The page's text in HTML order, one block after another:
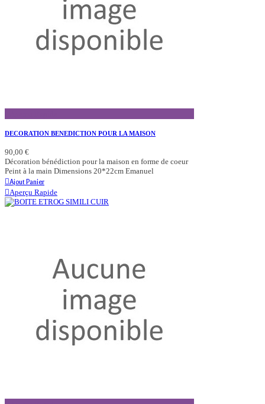
DECORATION BENEDICTION POUR LA MAISON
90,00 €
Décoration bénédiction pour la maison en forme de coeur
Peint à la main Dimensions 20*22cm Emanuel
Ajout Panier
Aperçu Rapide